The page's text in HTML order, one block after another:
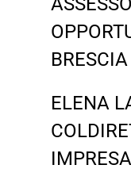
BRESCIA
ELENA